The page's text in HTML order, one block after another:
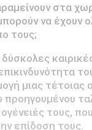
στα
να έχουν
τους;
μιας
προηγουμένου
τους,
επίδοση τους.